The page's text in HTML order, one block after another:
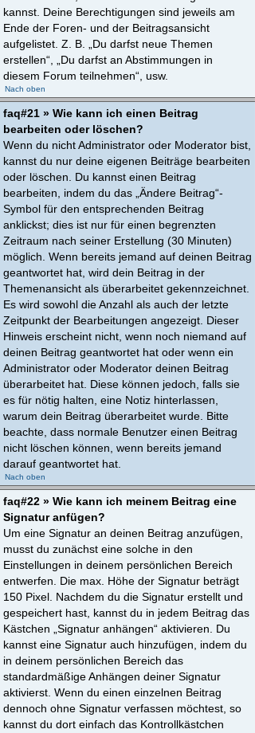
kannst. Deine Berechtigungen sind jeweils am
Ende der Foren- und der Beitragsansicht
aufgelistet. Z. B. „Du darfst neue Themen
erstellen“, „Du darfst an Abstimmungen in
diesem Forum teilnehmen“, usw.
Nach oben
faq#21 » Wie kann ich einen Beitrag
bearbeiten oder löschen?
Wenn du nicht Administrator oder Moderator bist,
kannst du nur deine eigenen Beiträge bearbeiten
oder löschen. Du kannst einen Beitrag
bearbeiten, indem du das „Ändere Beitrag“-
Symbol für den entsprechenden Beitrag
anklickst; dies ist nur für einen begrenzten
Zeitraum nach seiner Erstellung (30 Minuten)
möglich. Wenn bereits jemand auf deinen Beitrag
geantwortet hat, wird dein Beitrag in der
Themenansicht als überarbeitet gekennzeichnet.
Es wird sowohl die Anzahl als auch der letzte
Zeitpunkt der Bearbeitungen angezeigt. Dieser
Hinweis erscheint nicht, wenn noch niemand auf
deinen Beitrag geantwortet hat oder wenn ein
Administrator oder Moderator deinen Beitrag
überarbeitet hat. Diese können jedoch, falls sie
es für nötig halten, eine Notiz hinterlassen,
warum dein Beitrag überarbeitet wurde. Bitte
beachte, dass normale Benutzer einen Beitrag
nicht löschen können, wenn bereits jemand
darauf geantwortet hat.
Nach oben
faq#22 » Wie kann ich meinem Beitrag eine
Signatur anfügen?
Um eine Signatur an deinen Beitrag anzufügen,
musst du zunächst eine solche in den
Einstellungen in deinem persönlichen Bereich
entwerfen. Die max. Höhe der Signatur beträgt
150 Pixel. Nachdem du die Signatur erstellt und
gespeichert hast, kannst du in jedem Beitrag das
Kästchen „Signatur anhängen“ aktivieren. Du
kannst eine Signatur auch hinzufügen, indem du
in deinem persönlichen Bereich das
standardmäßige Anhängen deiner Signatur
aktivierst. Wenn du einen einzelnen Beitrag
dennoch ohne Signatur verfassen möchtest, so
kannst du dort einfach das Kontrollkästchen